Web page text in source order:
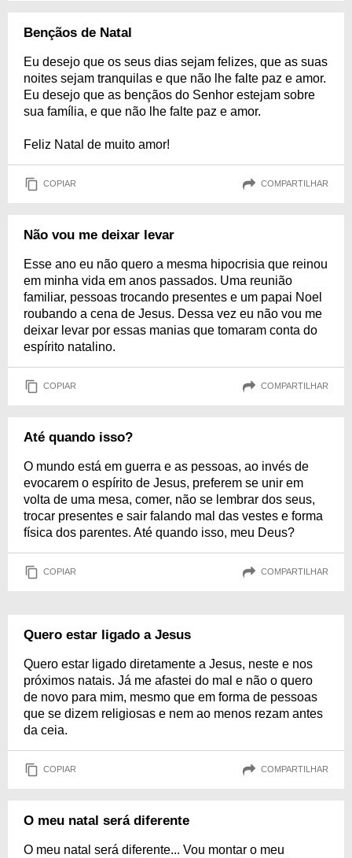
Bençãos de Natal
Eu desejo que os seus dias sejam felizes, que as suas
noites sejam tranquilas e que não lhe falte paz e amor.
Eu desejo que as bençãos do Senhor estejam sobre
sua família, e que não lhe falte paz e amor.
Feliz Natal de muito amor!
COPIAR COMPARTILHAR
Não vou me deixar levar
Esse ano eu não quero a mesma hipocrisia que reinou
em minha vida em anos passados. Uma reunião
familiar, pessoas trocando presentes e um papai Noel
roubando a cena de Jesus. Dessa vez eu não vou me
deixar levar por essas manias que tomaram conta do
espírito natalino.
COPIAR COMPARTILHAR
Até quando isso?
O mundo está em guerra e as pessoas, ao invés de
evocarem o espírito de Jesus, preferem se unir em
volta de uma mesa, comer, não se lembrar dos seus,
trocar presentes e sair falando mal das vestes e forma
física dos parentes. Até quando isso, meu Deus?
COPIAR COMPARTILHAR
Quero estar ligado a Jesus
Quero estar ligado diretamente a Jesus, neste e nos
próximos natais. Já me afastei do mal e não o quero
de novo para mim, mesmo que em forma de pessoas
que se dizem religiosas e nem ao menos rezam antes
da ceia.
COPIAR COMPARTILHAR
O meu natal será diferente
O meu natal será diferente... Vou montar o meu